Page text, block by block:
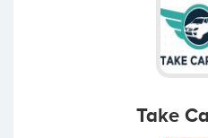
Take